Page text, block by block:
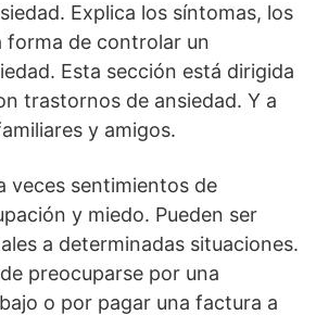
Explica los síntomas, los
forma de controlar un
Esta sección está dirigida
trastornos de ansiedad. Y a
y amigos.
veces sentimientos de
y miedo. Pueden ser
a determinadas situaciones.
preocuparse por una
o por pagar una factura a